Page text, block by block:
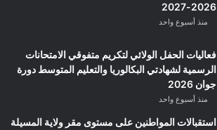
2026-2027
منذ أسبوع واحد
فعاليات الحفل الولائي لتكريم متفوقي الامتحانات
الرسمية لشهادتي البكالوريا والتعليم المتوسط دورة
جوان 2026
منذ أسبوع واحد
استقبالات المواطنين على مستوى مقر ولاية المسيلة